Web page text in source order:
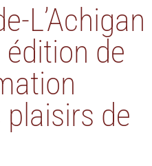
L’Achigan
de
plaisirs de